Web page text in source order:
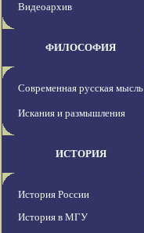
Видеоархив
ФИЛОСОФИЯ
Современная русская мысль
Искания и размышления
ИСТОРИЯ
История России
История в МГУ